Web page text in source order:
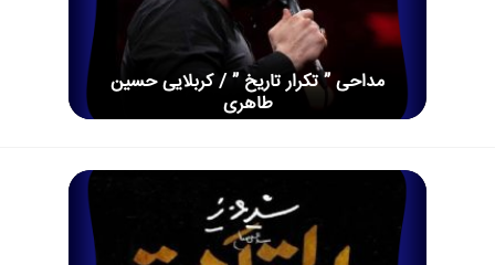
مداحی ” تکرار تاریخ ” / کربلایی حسین
طاهری